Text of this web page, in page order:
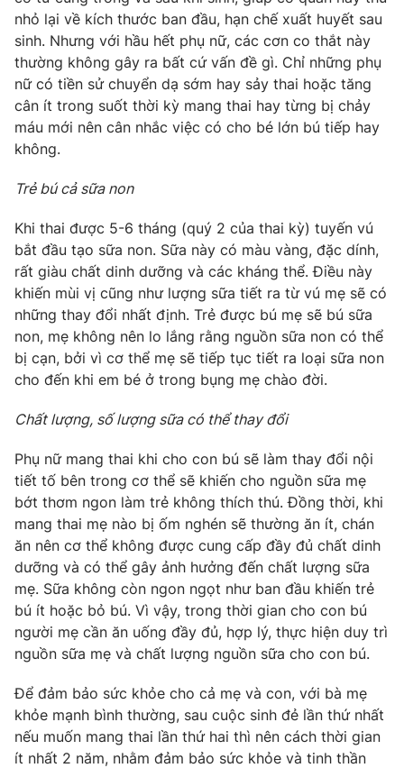
nhỏ lại về kích thước ban đầu, hạn chế xuất huyết sau
sinh. Nhưng với hầu hết phụ nữ, các cơn co thắt này
thường không gây ra bất cứ vấn đề gì. Chỉ những phụ
nữ có tiền sử chuyển dạ sớm hay sảy thai hoặc tăng
cân ít trong suốt thời kỳ mang thai hay từng bị chảy
máu mới nên cân nhắc việc có cho bé lớn bú tiếp hay
không.
Trẻ bú cả sữa non
Khi thai được 5-6 tháng (quý 2 của thai kỳ) tuyến vú
bắt đầu tạo sữa non. Sữa này có màu vàng, đặc dính,
rất giàu chất dinh dưỡng và các kháng thể. Điều này
khiến mùi vị cũng như lượng sữa tiết ra từ vú mẹ sẽ có
những thay đổi nhất định. Trẻ được bú mẹ sẽ bú sữa
non, mẹ không nên lo lắng rằng nguồn sữa non có thể
bị cạn, bởi vì cơ thể mẹ sẽ tiếp tục tiết ra loại sữa non
cho đến khi em bé ở trong bụng mẹ chào đời.
Chất lượng, số lượng sữa có thể thay đổi
Phụ nữ mang thai khi cho con bú sẽ làm thay đổi nội
tiết tố bên trong cơ thể sẽ khiến cho nguồn sữa mẹ
bớt thơm ngon làm trẻ không thích thú. Đồng thời, khi
mang thai mẹ nào bị ốm nghén sẽ thường ăn ít, chán
ăn nên cơ thể không được cung cấp đầy đủ chất dinh
dưỡng và có thể gây ảnh hưởng đến chất lượng sữa
mẹ. Sữa không còn ngon ngọt như ban đầu khiến trẻ
bú ít hoặc bỏ bú. Vì vậy, trong thời gian cho con bú
người mẹ cần ăn uống đầy đủ, hợp lý, thực hiện duy trì
nguồn sữa mẹ và chất lượng nguồn sữa cho con bú.
Để đảm bảo sức khỏe cho cả mẹ và con, với bà mẹ
khỏe mạnh bình thường, sau cuộc sinh đẻ lần thứ nhất
nếu muốn mang thai lần thứ hai thì nên cách thời gian
ít nhất 2 năm, nhằm đảm bảo sức khỏe và tinh thần